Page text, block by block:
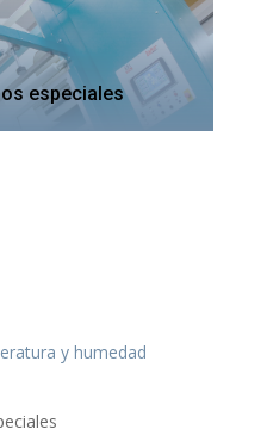
especiales
y humedad